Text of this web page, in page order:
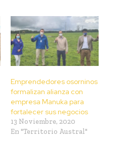
Emprendedores osorninos
formalizan alianza con
empresa Manuka para
fortalecer sus negocios
13 Noviembre, 2020
En "Territorio Austral"